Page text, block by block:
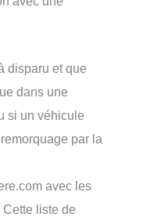
disparu et que
dans une
si un véhicule
par la
avec les
Cette liste de